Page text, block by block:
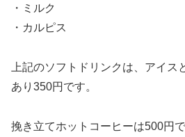
・ミルク
・カルピス
上記のソフトドリンクは、アイス
あり350円です。
挽き立てホットコーヒーは500円で